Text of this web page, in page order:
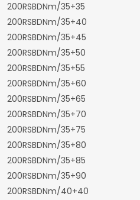
200RSBDNm/35+35
200RSBDNm/35+40
200RSBDNm/35+45
200RSBDNm/35+50
200RSBDNm/35+55
200RSBDNm/35+60
200RSBDNm/35+65
200RSBDNm/35+70
200RSBDNm/35+75
200RSBDNm/35+80
200RSBDNm/35+85
200RSBDNm/35+90
200RSBDNm/40+40